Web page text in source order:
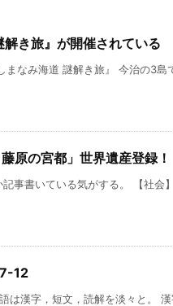
解き旅』が開催されている
まなみ海道 謎解き旅』 今治の3島
原の宮都」世界遺産登録！
記事書いている気がする。 【社会
12
は漢字，短文，読解を淡々と。